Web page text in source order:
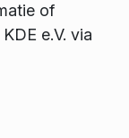
of
e.V. via